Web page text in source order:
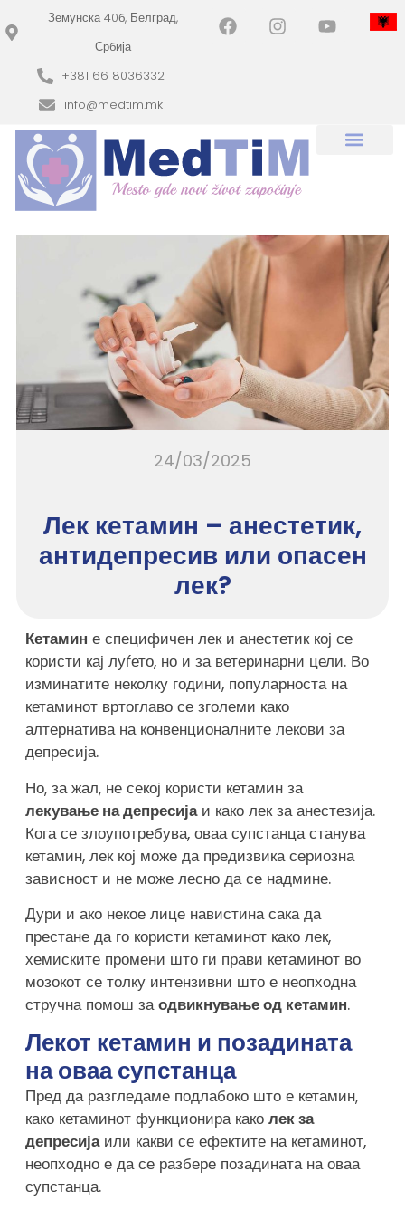
Земунска 40б, Белград,
Србија
+381 66 8036332
info@medtim.mk
24/03/2025
Лек кетамин – анестетик,
антидепресив или опасен
лек?
Кетамин е специфичен лек и анестетик кој се
користи кај луѓето, но и за ветеринарни цели. Во
изминатите неколку години, популарноста на
кетаминот вртоглаво се зголеми како
алтернатива на конвенционалните лекови за
депресија.
Но, за жал, не секој користи кетамин за
лекување на депресијаи како лек за анестезија.
Кога се злоупотребува, оваа супстанца станува
кетамин, лек кој може да предизвика сериозна
зависност и не може лесно да се надмине.
Дури и ако некое лице навистина сака да
престане да го користи кетаминот како лек,
хемиските промени што ги прави кетаминот во
мозокот се толку интензивни што е неопходна
стручна помош заодвикнување од кетамин.
Лекот кетамин и позадината
на оваа супстанца
Пред да разгледаме подлабоко што е кетамин,
како кетаминот функционира како лек за
депресијаили какви се ефектите на кетаминот,
неопходно е да се разбере позадината на оваа
супстанца.